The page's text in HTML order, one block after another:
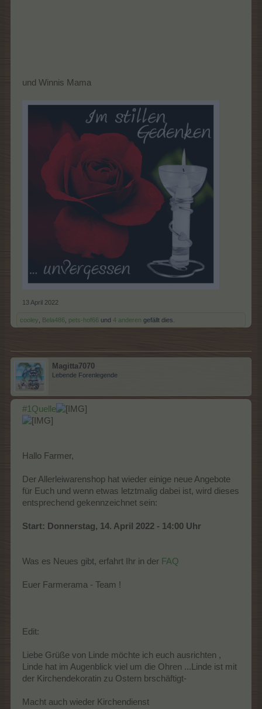
und Winnis Mama
13 April 2022
cooley, Bela486, pets-hof66 und 4 anderen gefällt dies.
Magitta7070
Lebende Forenlegende
#1Quelle
Hallo Farmer,
Der Allerleiwarenshop hat wieder einige neue Angebote
für Euch und wenn etwas letztmalig dabei ist, wird dieses
entsprechend gekennzeichnet sein:
Start: Donnerstag, 14. April 2022 - 14:00 Uhr
Was es Neues gibt, erfahrt Ihr in der FAQ
Euer Farmerama - Team !
Edit:
Liebe Grüße von Linde möchte ich euch ausrichten ,
Linde hat im Augenblick viel um die Ohren ...Linde ist mit
der Kirchendekoratin zu Ostern brschäftigt-
Macht auch wieder Kirchendienst